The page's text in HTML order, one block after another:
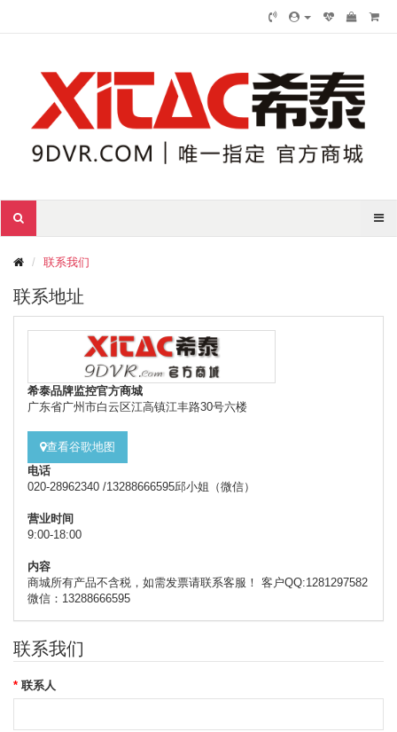
联系我们
联系地址
希泰品牌监控官方商城
广东省广州市白云区江高镇江丰路30号六楼
查看谷歌地图
电话
020-28962340 /13288666595邱小姐（微信）
营业时间
9:00-18:00
内容
商城所有产品不含税，如需发票请联系客服！ 客户QQ:1281297582
微信：13288666595
联系我们
联系人